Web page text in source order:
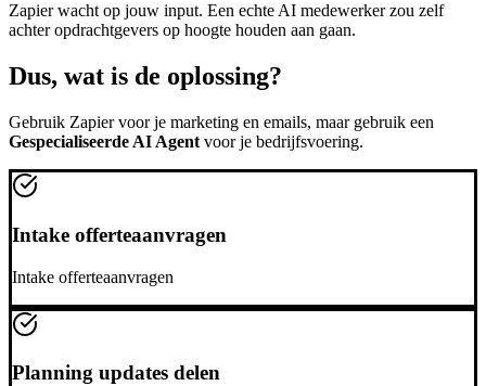
Zapierwacht op jouw input. Een echte AI medewerker zou zelf
achteropdrachtgevers op hoogte houden aan gaan.
Dus, wat is de oplossing?
Gebruik Zapiervoor je marketing en emails, maar gebruik een
Gespecialiseerde AI Agent voor je bedrijfsvoering.
Intake offerteaanvragen
Intake offerteaanvragen
Planning updates delen